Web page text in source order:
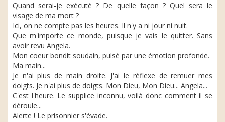
Quand serai-je exécuté ? De quelle façon ? Quel sera le
visage de ma mort ?
Ici, on ne compte pas les heures. Il n'y a ni jour ni nuit.
Que m'importe ce monde, puisque je vais le quitter. Sans
avoir revu Angela.
Mon coeur bondit soudain, pulsé par une émotion profonde.
Ma main...
Je n'ai plus de main droite. J'ai le réflexe de remuer mes
doigts. Je n'ai plus de doigts. Mon Dieu, Mon Dieu... Angela...
C'est l'heure. Le supplice inconnu, voilà donc comment il se
déroule...
Alerte ! Le prisonnier s'évade.